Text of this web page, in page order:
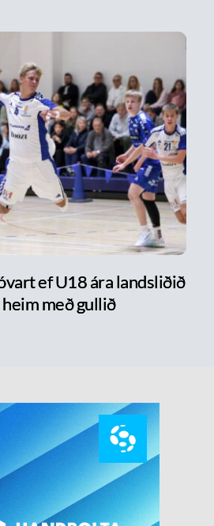
ef U18 ára landsliðið
með gullið